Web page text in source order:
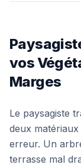
vos
Marges
Le paysagiste
deux
erreur. Un
terrasse mal